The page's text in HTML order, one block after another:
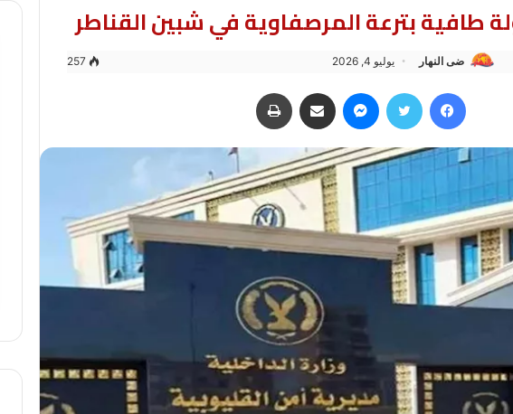
طافية بترعة المرصفاوية في شبين القناطر
ضى النهار يوليو 4, 2026 257
فيسبوك تويتر ماسنجر مشاركة عبر البريد